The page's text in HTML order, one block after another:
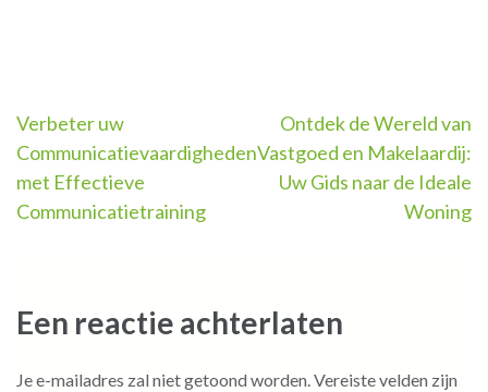
Berichtnavigatie
Verbeter uw
Communicatievaardigheden
met Effectieve
Communicatietraining
Ontdek de Wereld van
Vastgoed en Makelaardij:
Uw Gids naar de Ideale
Woning
Een reactie achterlaten
Je e-mailadres zal niet getoond worden.Vereiste velden zijn